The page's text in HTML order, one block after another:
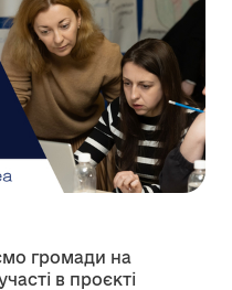
громади на
в проєкті